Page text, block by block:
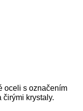
oceli s označením
čirými krystaly.